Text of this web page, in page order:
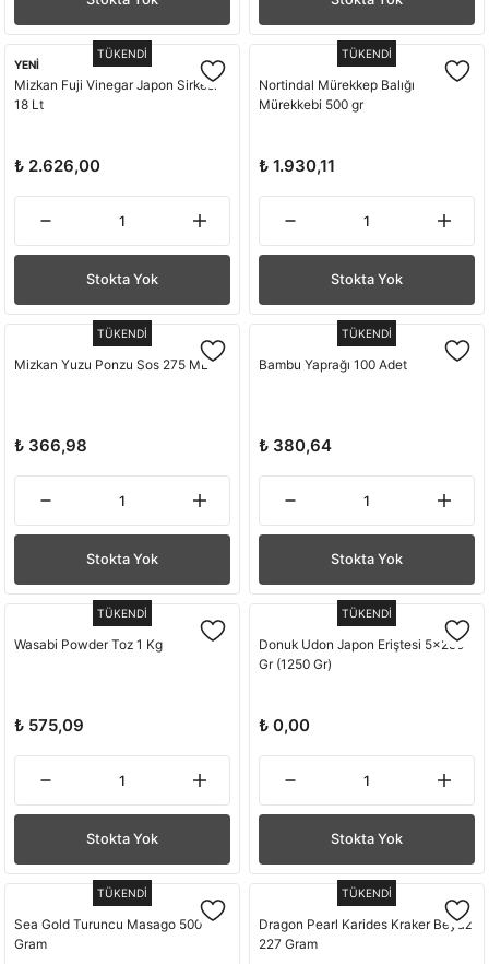
TÜKENDİ
YENİ
Mizkan Fuji Vinegar Japon Sirkesi
18 Lt
₺ 2.626,00
Stokta Yok
TÜKENDİ
Nortindal Mürekkep Balığı
Mürekkebi 500 gr
₺ 1.930,11
Stokta Yok
TÜKENDİ
Mizkan Yuzu Ponzu Sos 275 ML
₺ 366,98
Stokta Yok
TÜKENDİ
Bambu Yaprağı 100 Adet
₺ 380,64
Stokta Yok
TÜKENDİ
Wasabi Powder Toz 1 Kg
₺ 575,09
Stokta Yok
TÜKENDİ
Donuk Udon Japon Eriştesi 5x250
Gr (1250 Gr)
₺ 0,00
Stokta Yok
TÜKENDİ
Sea Gold Turuncu Masago 500
Gram
TÜKENDİ
Dragon Pearl Karides Kraker Beyaz
227 Gram